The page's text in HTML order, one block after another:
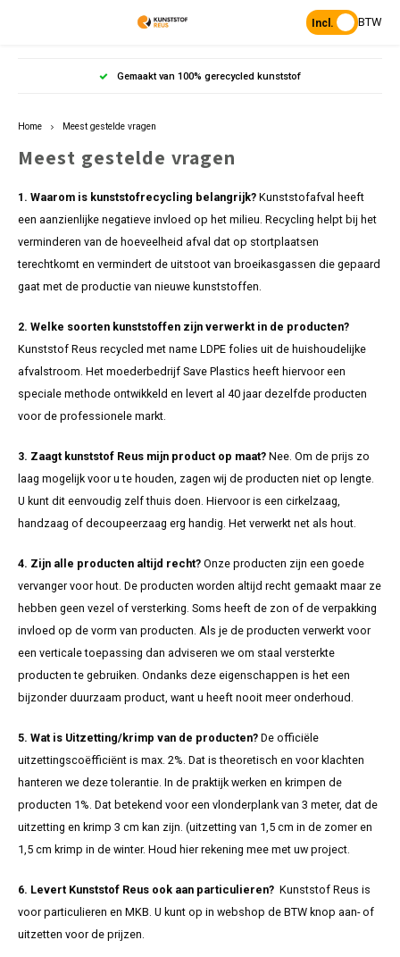
Hoofdmenu / producten
Palen
Tuin
Semi-verharding
Planken & Balken
Banken & picknicksets
GWW & kunststof
Hoofdmenu
Nederlands
English
Incl. BTW
Gratis afhalen in Arnhem
Home Meest gestelde vragen
Meest gestelde vragen
1. Waarom is kunststofrecycling belangrijk? Kunststofafval heeft
een aanzienlijke negatieve invloed op het milieu. Recycling helpt bij het
verminderen van de hoeveelheid afval dat op stortplaatsen
terechtkomt en vermindert de uitstoot van broeikasgassen die gepaard
gaat met de productie van nieuwe kunststoffen.
2. Welke soorten kunststoffen zijn verwerkt in de producten?
Kunststof Reus recycled met name LDPE folies uit de huishoudelijke
afvalstroom. Het moederbedrijf Save Plastics heeft hiervoor een
speciale methode ontwikkeld en levert al 40 jaar dezelfde producten
voor de professionele markt.
3. Zaagt kunststof Reus mijn product op maat? Nee. Om de prijs zo
laag mogelijk voor u te houden, zagen wij de producten niet op lengte.
U kunt dit eenvoudig zelf thuis doen. Hiervoor is een cirkelzaag,
handzaag of decoupeerzaag erg handig. Het verwerkt net als hout.
4. Zijn alle producten altijd recht? Onze producten zijn een goede
vervanger voor hout. De producten worden altijd recht gemaakt maar ze
hebben geen vezel of versterking. Soms heeft de zon of de verpakking
invloed op de vorm van producten. Als je de producten verwerkt voor
een verticale toepassing dan adviseren we om staal versterkte
producten te gebruiken. Ondanks deze eigenschappen is het een
bijzonder duurzaam product, want u heeft nooit meer onderhoud.
5. Wat is Uitzetting/krimp van de producten? De officiële
uitzettingscoëfficiënt is max. 2%. Dat is theoretisch en voor klachten
hanteren we deze tolerantie. In de praktijk werken en krimpen de
producten 1%. Dat betekend voor een vlonderplank van 3 meter, dat de
uitzetting en krimp 3 cm kan zijn. (uitzetting van 1,5 cm in de zomer en
1,5 cm krimp in de winter. Houd hier rekening mee met uw project.
6. Levert Kunststof Reus ook aan particulieren? Kunststof Reus is
voor particulieren en MKB. U kunt op in webshop de BTW knop aan- of
uitzetten voor de prijzen.